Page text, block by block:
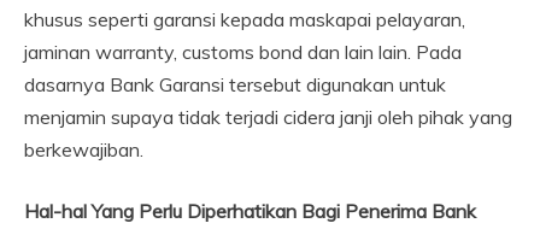
khusus seperti garansi kepada maskapai pelayaran,
jaminan warranty, customs bond dan lain lain. Pada
dasarnya Bank Garansi tersebut digunakan untuk
menjamin supaya tidak terjadi cidera janji oleh pihak yang
berkewajiban.
Hal-hal Yang Perlu Diperhatikan Bagi Penerima Bank